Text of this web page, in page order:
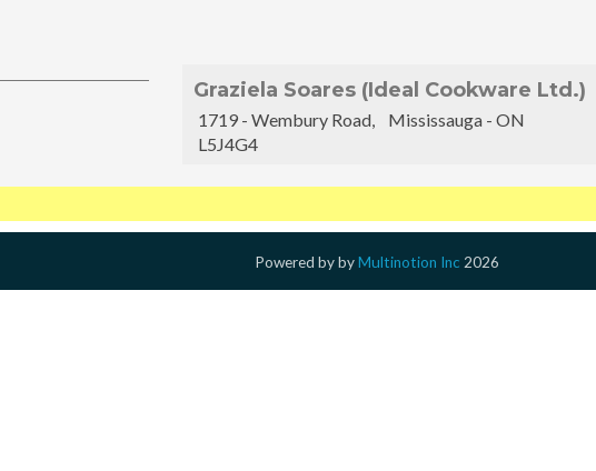
Graziela Soares (Ideal Cookware Ltd.)
1719 - Wembury Road, Mississauga - ON
L5J4G4
Powered bybyMultinotion Inc 2026